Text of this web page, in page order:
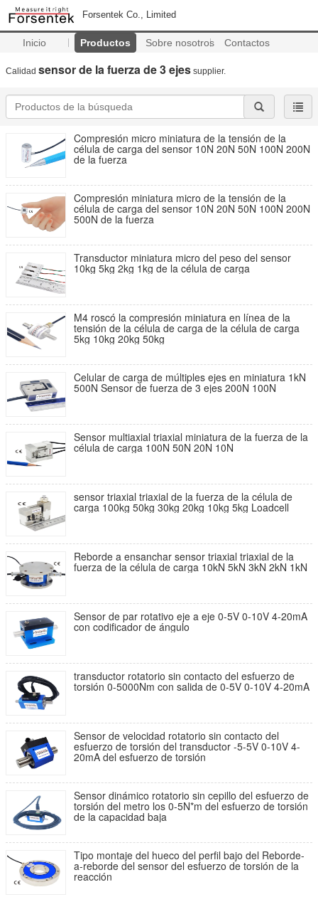
Forsentek Co., Limited
Inicio Productos Sobre nosotros Contactos
Calidad sensor de la fuerza de 3 ejes supplier.
Compresión micro miniatura de la tensión de la
célula de carga del sensor 10N 20N 50N 100N 200N
de la fuerza
Compresión miniatura micro de la tensión de la
célula de carga del sensor 10N 20N 50N 100N 200N
500N de la fuerza
Transductor miniatura micro del peso del sensor
10kg 5kg 2kg 1kg de la célula de carga
M4 roscó la compresión miniatura en línea de la
tensión de la célula de carga de la célula de carga
5kg 10kg 20kg 50kg
Celular de carga de múltiples ejes en miniatura 1kN
500N Sensor de fuerza de 3 ejes 200N 100N
Sensor multiaxial triaxial miniatura de la fuerza de la
célula de carga 100N 50N 20N 10N
sensor triaxial triaxial de la fuerza de la célula de
carga 100kg 50kg 30kg 20kg 10kg 5kg Loadcell
Reborde a ensanchar sensor triaxial triaxial de la
fuerza de la célula de carga 10kN 5kN 3kN 2kN 1kN
Sensor de par rotativo eje a eje 0-5V 0-10V 4-20mA
con codificador de ángulo
transductor rotatorio sin contacto del esfuerzo de
torsión 0-5000Nm con salida de 0-5V 0-10V 4-20mA
Sensor de velocidad rotatorio sin contacto del
esfuerzo de torsión del transductor -5-5V 0-10V 4-
20mA del esfuerzo de torsión
Sensor dinámico rotatorio sin cepillo del esfuerzo de
torsión del metro los 0-5N*m del esfuerzo de torsión
de la capacidad baja
Tipo montaje del hueco del perfil bajo del Reborde-
a-reborde del sensor del esfuerzo de torsión de la
reacción